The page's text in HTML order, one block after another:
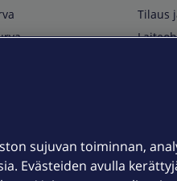
Tilaus
sujuvan toiminnan,
Evästeiden avulla